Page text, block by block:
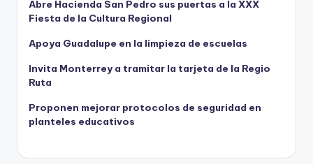
Abre Hacienda San Pedro sus puertas a la XXX
Fiesta de la Cultura Regional
Apoya Guadalupe en la limpieza de escuelas
Invita Monterrey a tramitar la tarjeta de la Regio
Ruta
Proponen mejorar protocolos de seguridad en
planteles educativos